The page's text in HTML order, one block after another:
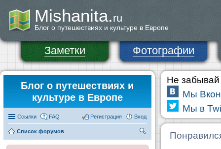
Mishanita.ru
Блог о путешествиях и культуре в Европе
Заметки Фотографии
Блог о путешествиях и
культуре в Европе
Ссылки FAQ Вход
Регистрация
Список форумов
Не забывай
Мы
Мы в